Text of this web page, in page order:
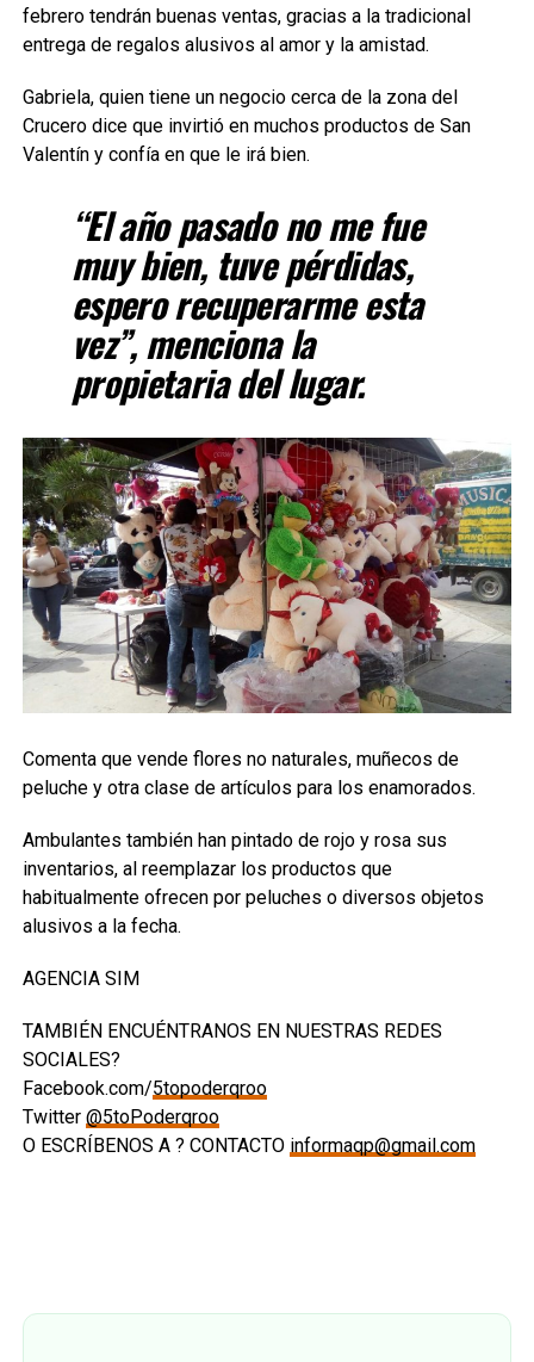
febrero tendrán buenas ventas, gracias a la tradicional
entrega de regalos alusivos al amor y la amistad.
Gabriela, quien tiene un negocio cerca de la zona del
Crucero dice que invirtió en muchos productos de San
Valentín y confía en que le irá bien.
“El año pasado no me fue
muy bien, tuve pérdidas,
espero recuperarme esta
vez”, menciona la
propietaria del lugar.
Comenta que vende flores no naturales, muñecos de
peluche y otra clase de artículos para los enamorados.
Ambulantes también han pintado de rojo y rosa sus
inventarios, al reemplazar los productos que
habitualmente ofrecen por peluches o diversos objetos
alusivos a la fecha.
AGENCIA SIM
TAMBIÉN ENCUÉNTRANOS EN NUESTRAS REDES
SOCIALES?
Facebook.com/5topoderqroo
Twitter @5toPoderqroo
O ESCRÍBENOS A ? CONTACTO informaqp@gmail.com